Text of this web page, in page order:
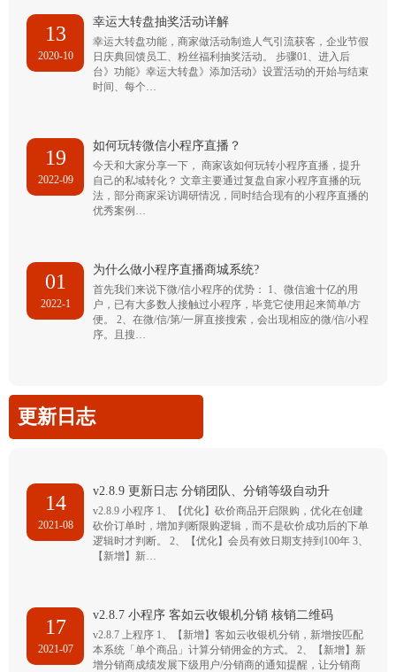
13
2020-10
幸运大转盘抽奖活动详解
幸运大转盘功能，商家做活动制造人气引流获客，企业节假
日庆典回馈员工、粉丝福利抽奖活动。 步骤01、进入后
台》功能》幸运大转盘》添加活动》设置活动的开始与结束
时间、每个…
19
2022-09
如何玩转微信小程序直播？
今天和大家分享一下， 商家该如何玩转小程序直播，提升
自己的私域转化？ 文章主要通过复盘自家小程序直播的玩
法，部分商家采访调研情况，同时结合现有的小程序直播的
优秀案例…
01
2022-1
为什么做小程序直播商城系统?
首先我们来说下微/信小程序的优势： 1、微信逾十亿的用
户，已有大多数人接触过小程序，毕竟它使用起来简单/方
便。 2、在微/信/第/一屏直接搜索，会出现相应的微/信/小程
序。且搜…
更新日志
14
2021-08
v2.8.9 更新日志 分销团队、分销等级自动升
v2.8.9 小程序 1、【优化】砍价商品开启限购，优化在创建
砍价订单时，增加判断限购逻辑，而不是砍价成功后的下单
逻辑时才判断。 2、【优化】会员有效日期支持到100年 3、
【新增】新…
17
2021-07
v2.8.7 小程序 客如云收银机分销 核销二维码
v2.8.7 上程序 1、【新增】客如云收银机分销，新增按匹配
本系统「单个商品」计算分销佣金的方式。 2、【新增】新
增分销商成绩发展下级用户/分销商的通知提醒，让分销商